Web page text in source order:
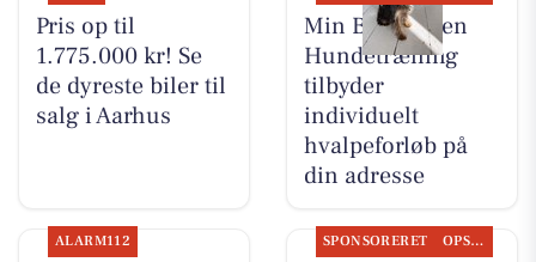
Pris op til
1.775.000 kr! Se
de dyreste biler til
salg i Aarhus
Min Bedste Ven
Hundetræning
tilbyder
individuelt
hvalpeforløb på
din adresse
ALARM112 SPONSORERET OPSLAGSTAVLEN